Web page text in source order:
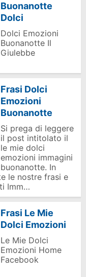
Buonanotte
Dolci
Dolci Emozioni
Buonanotte Il
Giulebbe
Frasi Dolci
Emozioni
Buonanotte
Si prega di leggere
il post intitolato il
le mie dolci
emozioni immagini
buonanotte. In
le nostre frasi e
Imm…
Frasi Le Mie
Dolci Emozioni
Le Mie Dolci
Emozioni Home
Facebook